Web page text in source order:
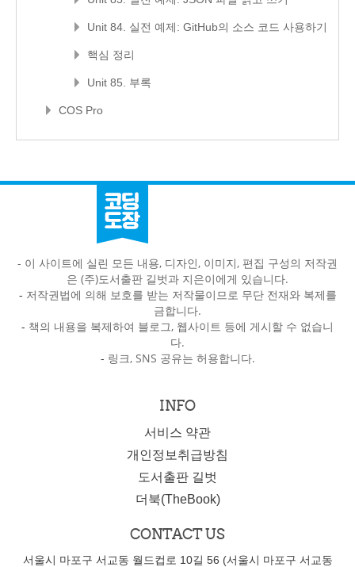
Unit 84. 실전 예제: GitHub의 소스 코드 사용하기
핵심 정리
Unit 85. 부록
COS Pro
- 이 사이트에 실린 모든 내용, 디자인, 이미지, 편집 구성의 저작권
은 (주)도서출판 길벗과 지은이에게 있습니다.
- 저작권법에 의해 보호를 받는 저작물이므로 무단 전재와 복제를
금합니다.
- 책의 내용을 복제하여 블로그, 웹사이트 등에 게시할 수 없습니
다.
- 링크, SNS 공유는 허용합니다.
INFO
서비스 약관
개인정보취급방침
도서출판 길벗
더북(TheBook)
CONTACT US
서울시 마포구 서교동 월드컵로 10길 56 (서울시 마포구 서교동